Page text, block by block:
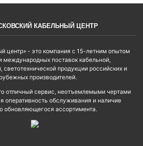
КАБЕЛЬНЫЙ ЦЕНТР
центр» - это компания с 15-летним опытом
международных поставок кабельной,
светотехнической продукции российских и
производителей.
отличный сервис, неотъемлемыми чертами
оперативность обслуживания и наличие
обновляющегося ассортимента.